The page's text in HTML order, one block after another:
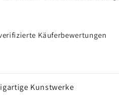
Käuferbewertungen
Kunstwerke